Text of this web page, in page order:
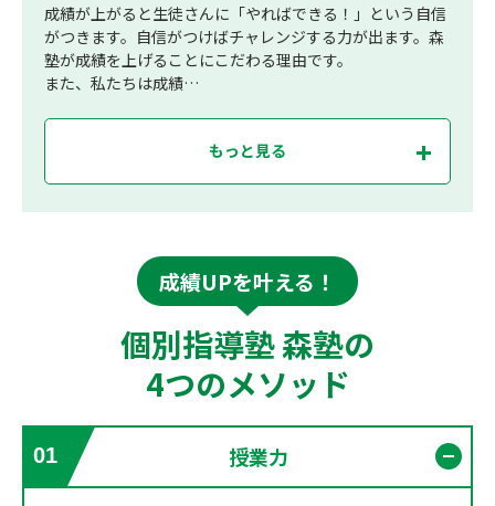
成績が上がると生徒さんに「やればできる！」という自信
がつきます。自信がつけばチャレンジする力が出ます。森
塾が成績を上げることにこだわる理由です。
また、私たちは成績…
もっと見る
成績UPを叶える！
個別指導塾 森塾の
4つのメソッド
01 授業力